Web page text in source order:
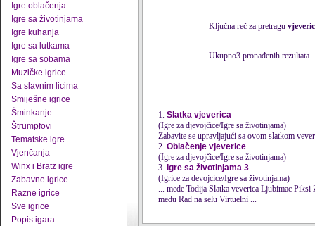
Igre oblačenja
Igre sa životinjama
Igre kuhanja
Igre sa lutkama
Igre sa sobama
Muzičke igrice
Sa slavnim licima
Smiješne igrice
Šminkanje
Štrumpfovi
Tematske igre
Vjenčanja
Winx i Bratz igre
Zabavne igrice
Razne igrice
Sve igrice
Popis igara
Ključna reč za pretragu
Ukupno3 pronađenih rezultata.
1. Slatka vjeverica
(Igre za djevojčice/Igre sa životinjama)
Zabavite se upravljajući sa ovom slatkom
2. Oblačenje vjeverice
(Igre za djevojčice/Igre sa životinjama)
3. Igre sa životinjama 3
(Igrice za devojcice/Igre sa životinjama)
medu Rad na selu Virtuelni ...